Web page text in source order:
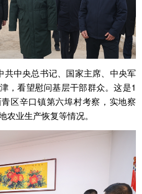
中央总书记、国家主席、中央军
，看望慰问基层干部群众。这是1
区辛口镇第六埠村考察，实地察
农业生产恢复等情况。